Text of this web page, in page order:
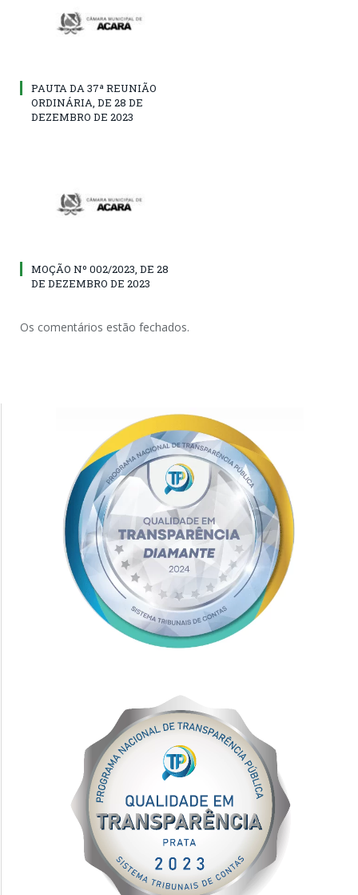
PAUTA DA 37ª REUNIÃO
ORDINÁRIA, DE 28 DE
DEZEMBRO DE 2023
MOÇÃO Nº 002/2023, DE 28
DE DEZEMBRO DE 2023
Os comentários estão fechados.